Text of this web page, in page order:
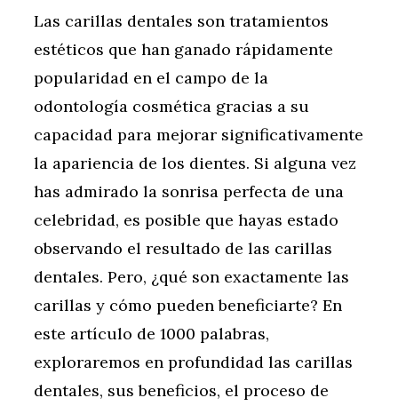
Las carillas dentales son tratamientos
estéticos que han ganado rápidamente
popularidad en el campo de la
odontología cosmética gracias a su
capacidad para mejorar significativamente
la apariencia de los dientes. Si alguna vez
has admirado la sonrisa perfecta de una
celebridad, es posible que hayas estado
observando el resultado de las carillas
dentales. Pero, ¿qué son exactamente las
carillas y cómo pueden beneficiarte? En
este artículo de 1000 palabras,
exploraremos en profundidad las carillas
dentales, sus beneficios, el proceso de